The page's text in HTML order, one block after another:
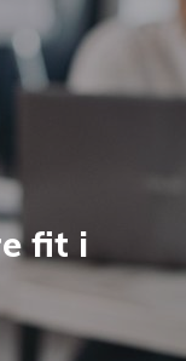
fit i